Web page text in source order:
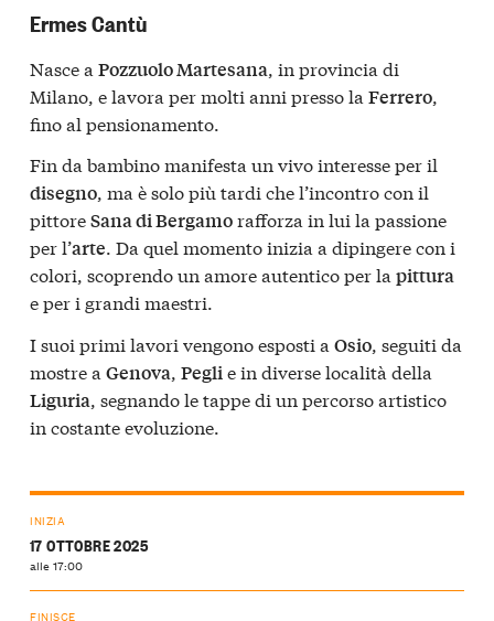
Ermes Cantù
Nasce a Pozzuolo Martesana , in provincia di
Milano, e lavora per molti anni presso la Ferrero
fino al pensionamento.
Fin da bambino manifesta un vivo interesse per il
disegno, ma è solo più tardi che l’incontro con il
pittoreSana di Bergamorafforza in lui la passione
per l’arte. Da quel momento inizia a dipingere con i
colori, scoprendo un amore autentico per la pittura
e per i grandi maestri.
I suoi primi lavori vengono esposti a Osio, seguiti da
mostre a Genova, Peglie in diverse località della
Liguria, segnando le tappe di un percorso artistico
in costante evoluzione.
INIZIA
17 OTTOBRE 2025
alle 17:00
FINISCE